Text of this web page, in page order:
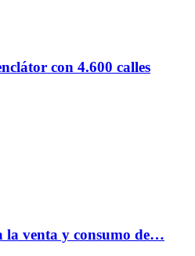
con 4.600 calles
la venta y consumo de…